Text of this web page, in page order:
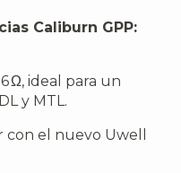
Caliburn GPP:
Ω, ideal para un
y MTL.
con el nuevo Uwell